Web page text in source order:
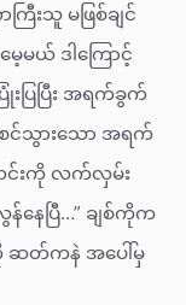
ြီးသူ မဖြစ်ချင်
မယ် ဒါကြောင့်
ြပြီး အရက်ခွက်
သွားသော အရက်
းကို လက်လှမ်း
ေပြီ…” ချစ်ကိုက
ဆတ်ကနဲ အပေါ်မှ